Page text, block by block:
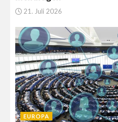
21. Juli 2026
EUROPA